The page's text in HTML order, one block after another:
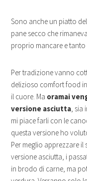
Sono anche un piatto
pane secco che
proprio mancare e
Per tradizione vanno
delizioso comfort food
il cuore. Ma oramai
versione asciutta, sia
mi piace farli con le
questa versione ho
Per meglio apprezzare il
versione asciutta, i
in brodo di carne, ma